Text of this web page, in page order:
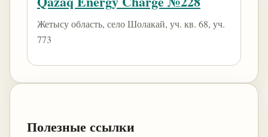
Жетысу область, село Шолакай, уч. кв. 68, уч.
773
Полезные ссылки